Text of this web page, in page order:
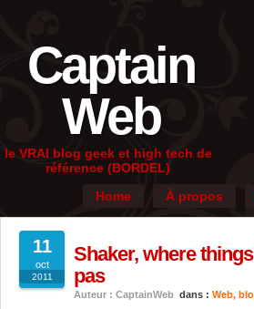
Captain
Web
le VRAI blog geek et high tech de
référence (BORDEL)
Home
À propos
11
oct
2011
Shaker, where
pas
Auteur : CaptainWeb dans : Web,